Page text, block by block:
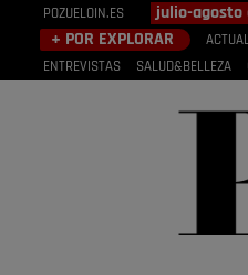
POZUELOIN.ES julio-agosto
+ POR EXPLORAR
ENTREVISTAS
SALUD&BELLEZA